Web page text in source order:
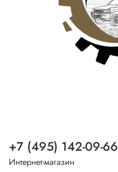
+7 (495) 142-09-66
Интернет-магазин